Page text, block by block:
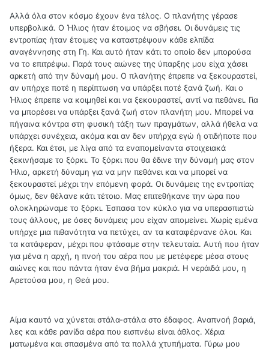
Αλλά όλα στον κόσμο έχουν ένα τέλος. Ο πλανήτης γέρασε
υπερβολικά. Ο Ήλιος ήταν έτοιμος να σβήσει. Οι δυνάμεις τις
εντροπίας ήταν έτοιμες να καταστρέψουν κάθε ελπίδα
αναγέννησης στη Γη. Και αυτό ήταν κάτι το οποίο δεν μπορούσα
να το επιτρέψω. Παρά τους αιώνες της ύπαρξης μου είχα χάσει
αρκετή από την δύναμή μου. Ο πλανήτης έπρεπε να ξεκουραστεί,
αν υπήρχε ποτέ η περίπτωση να υπάρξει ποτέ ξανά ζωή. Και ο
Ήλιος έπρεπε να κοιμηθεί και να ξεκουραστεί, αντί να πεθάνει. Για
να μπορέσει να υπάρξει ξανά ζωή στον πλανήτη μου. Μπορεί να
πήγαινα κόντρα στη φυσική τάξη των πραγμάτων, αλλά ήθελα να
υπάρχει συνέχεια, ακόμα και αν δεν υπήρχα εγώ ή οτιδήποτε που
ήξερα. Και έτσι, με λίγα από τα εναπομείναντα στοιχειακά
ξεκινήσαμε το ξόρκι. Το ξόρκι που θα έδινε την δύναμή μας στον
Ήλιο, αρκετή δύναμη για να μην πεθάνει και να μπορεί να
ξεκουραστεί μέχρι την επόμενη φορά. Οι δυνάμεις της εντροπίας
όμως, δεν θέλανε κάτι τέτοιο. Μας επιτεθήκανε την ώρα που
ολοκληρώναμε το ξόρκι. Έσπασα τον κύκλο για να υπερασπιστώ
τους άλλους, με όσες δυνάμεις μου είχαν απομείνει. Χωρίς εμένα
υπήρχε μια πιθανότητα να πετύχει, αν τα καταφέρνανε όλοι. Και
τα κατάφεραν, μέχρι που φτάσαμε στην τελευταία. Αυτή που ήταν
για μένα η αρχή, η πνοή του αέρα που με μετέφερε μέσα στους
αιώνες και που πάντα ήταν ένα βήμα μακριά. Η νεράιδά μου, η
Αρετούσα μου, η Θεά μου.
Αίμα καυτό να χύνεται στάλα-στάλα στο έδαφος. Αναπνοή βαριά,
λες και κάθε ρανίδα αέρα που εισπνέω είναι άθλος. Χέρια
ματωμένα και σπασμένα από τα πολλά χτυπήματα. Γύρω μου